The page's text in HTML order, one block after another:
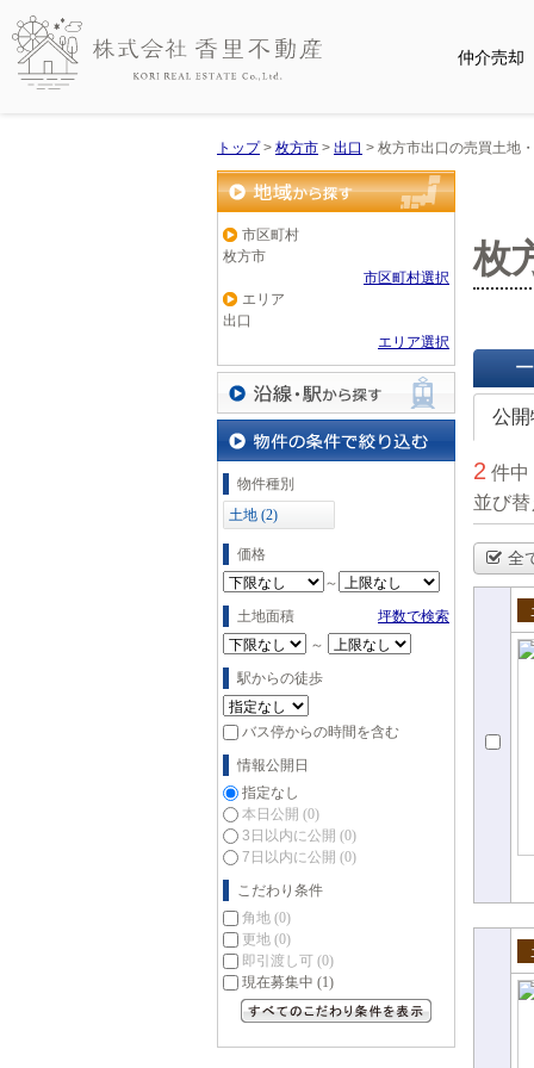
仲介売却
トップ> 枚方市 > 出口 > 枚方市出口の売買土地
地域から探す
市区町村
枚方市
市区町村選択
エリア
出口
エリア選択
沿線・駅から探す
物件の条件で絞り込む
物件種別
土地 (2)
価格
～
土地面積
坪数で検索
～
駅からの徒歩
バス停からの時間を含む
情報公開日
指定なし
本日公開 (0)
3日以内に公開 (0)
7日以内に公開 (0)
こだわり条件
角地 (0)
更地 (0)
即引渡し可 (0)
現在募集中 (1)
枚
一覧
公
2 件中
並び
全